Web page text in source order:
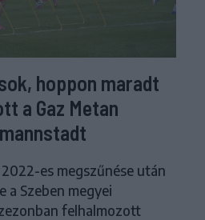
hoppon maradt
a Gaz Metan
es megszűnése után
a Szeben megyei
felhalmozott